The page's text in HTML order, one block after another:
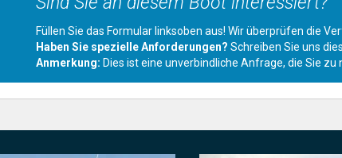
Füllen Sie das Formular linksoben aus! Wir überprüfen die
Haben Sie spezielle Anforderungen? Schreiben Sie uns
Anmerkung: Dies ist eine unverbindliche Anfrage, die Sie